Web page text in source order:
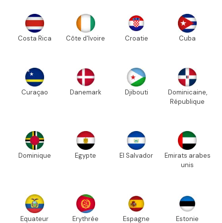
Costa Rica Côte d'Ivoire Croatie Cuba
Curaçao Danemark Djibouti
Dominicaine,
République
Dominique Egypte El Salvador
Emirats arabes
unis
Equateur Erythrée Espagne Estonie